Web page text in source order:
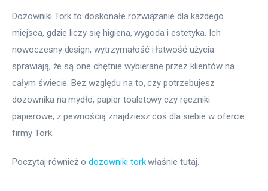
Dozowniki Tork to doskonałe rozwiązanie dla każdego
miejsca, gdzie liczy się higiena, wygoda i estetyka. Ich
nowoczesny design, wytrzymałość i łatwość użycia
sprawiają, że są one chętnie wybierane przez klientów na
całym świecie. Bez względu na to, czy potrzebujesz
dozownika na mydło, papier toaletowy czy ręczniki
papierowe, z pewnością znajdziesz coś dla siebie w ofercie
firmy Tork.
Poczytaj również o dozowniki tork właśnie tutaj.